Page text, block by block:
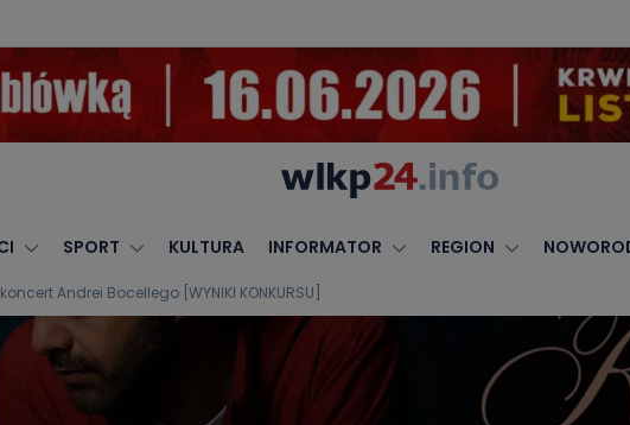
SPORT KULTURA INFORMATOR REGION
Andrei Bocellego [WYNIKI KONKURSU]